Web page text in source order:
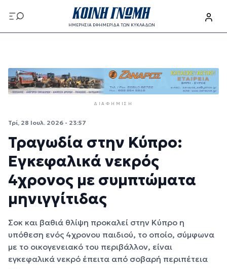
Παράκαμψη προς το κυρίως περιεχόμενο
ΗΜΕΡΗΣΙΑ ΕΦΗΜΕΡΙΔΑ ΤΩΝ ΚΥΚΛΑΔΩΝ
ΔΙΑΦΉΜΙΣΗ
Τρί, 28 Ιουλ. 2026 - 23:57
Τραγωδία στην Κύπρο:
Εγκεφαλικά νεκρός
4χρονος με συμπτώματα
μηνιγγίτιδας
Σοκ και βαθιά θλίψη προκαλεί στην Κύπρο η
υπόθεση ενός 4χρονου παιδιού, το οποίο, σύμφωνα
με το οικογενειακό του περιβάλλον, είναι
εγκεφαλικά νεκρό έπειτα από σοβαρή περιπέτεια